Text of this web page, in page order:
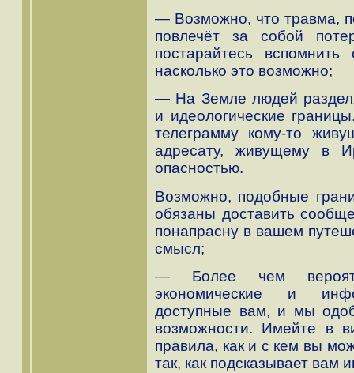
— Возможно, что травма,
повлечёт за собой
постарайтесь
насколько это возможно;
— На Земле людей
и идеологические
телеграмму кому-то
адресату, живущему в
опасностью.
Возможно, подобные
обязаны доставить
понапрасну в вашем
смысл;
— Более чем
экономические и
доступные вам, и мы
возможности. Имейте в
правила, как и с кем вы
так, как подсказывает вам